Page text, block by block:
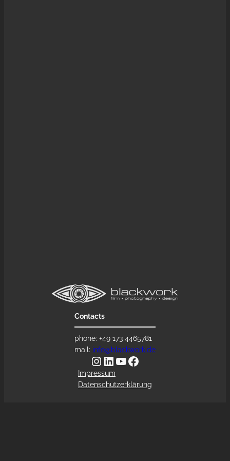
Contacts
phone: +49 173 4465781
mail: info@blackwork.de
Instagram LinkedIn YouTube Facebook
Impressum
Datenschutzerklärung